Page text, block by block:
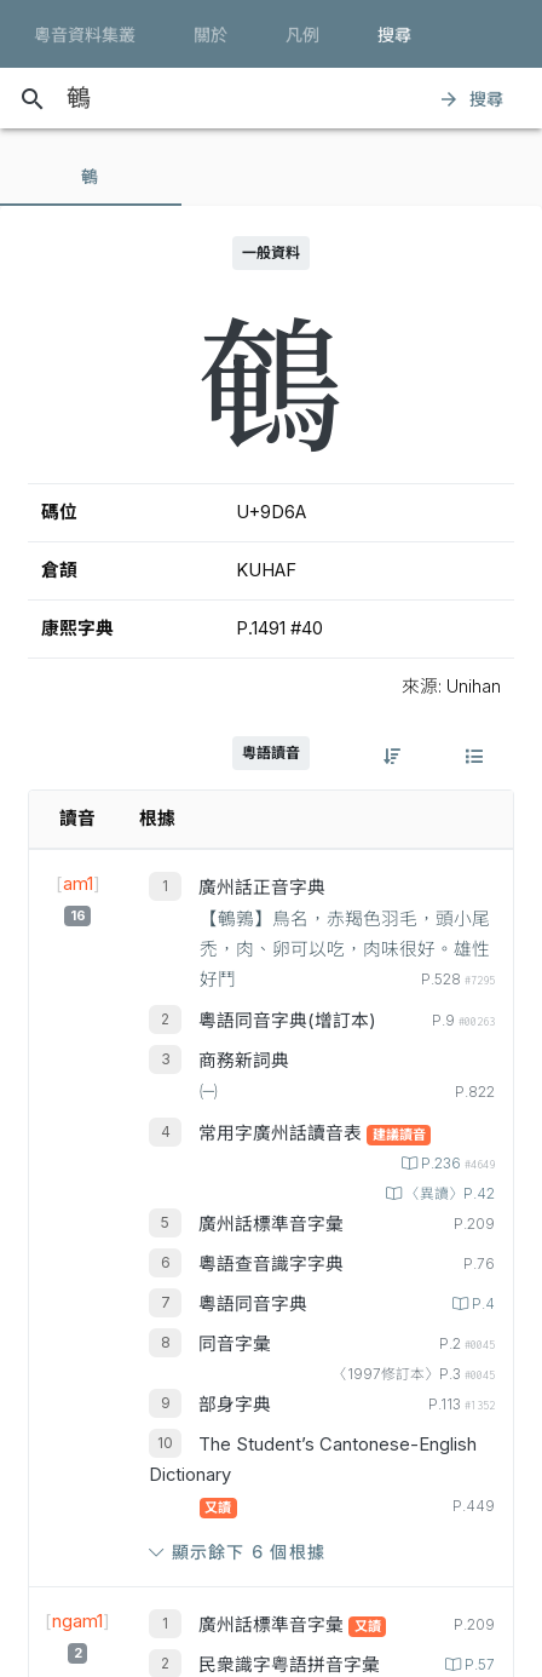
粵音資料集叢 關於 凡例 搜尋
search arrow_forward 搜尋
鵪
一般資料
鵪
碼位 U+9D6A
倉頡 KUHAF
康熙字典 P.1491 #40
來源: Unihan
粵語讀音
讀音 根據
[am1]
16
廣州話正音字典
【鵪鶉】鳥名，赤羯色羽毛，頭小尾
禿，肉、卵可以吃，肉味很好。雄性
好鬥
P.528 #7295
粵語同音字典(增訂本) P.9 #00263
商務新詞典
㈠
P.822
常用字廣州話讀音表 建議讀音
P.236 #4649
〈異讀〉P.42
廣州話標準音字彙 P.209
粵語查音識字字典 P.76
粵語同音字典 P.4
同音字彙 P.2 #0045
〈1997修訂本〉P.3 #0045
部身字典 P.113 #1352
The Student’s Cantonese-English
Dictionary
又讀 P.449
顯示餘下 6 個根據
[ngam1]
2
廣州話標準音字彙 又讀 P.209
民衆識字粤語拼音字彙 P.57